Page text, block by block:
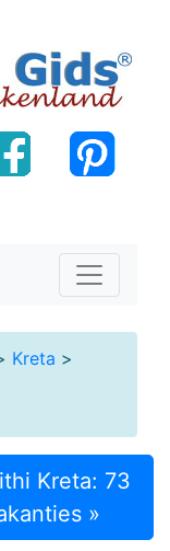
Kreta >
Kreta: 73
»